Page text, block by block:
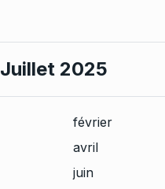
Juillet 2025
février
avril
juin